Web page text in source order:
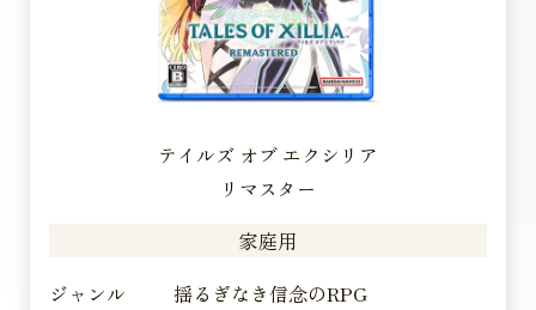
テイルズ オブ エクシリア
リマスター
家庭用
ジャンル
揺るぎなき信念のRPG